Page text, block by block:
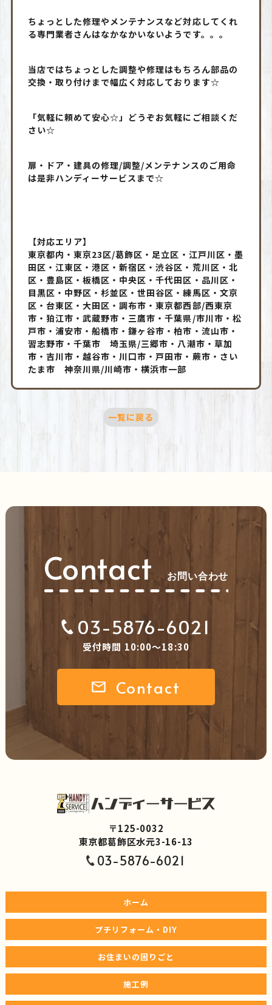
ちょっとした修理やメンテナンスなど対応してくれ
る専門業者さんはなかなかいないようです。。。
当店ではちょっとした調整や修理はもちろん部品の
交換・取り付けまで幅広く対応しております☆
「気軽に頼めて安心☆」どうぞお気軽にご相談くだ
さい☆
扉・ドア・建具の修理/調整/メンテナンスのご用命
は是非ハンディーサービスまで☆
【対応エリア】
東京都内・東京23区/葛飾区・足立区・江戸川区・墨
田区・江東区・港区・新宿区・渋谷区・荒川区・北
区・豊島区・板橋区・中央区・千代田区・品川区・
目黒区・中野区・杉並区・世田谷区・練馬区・文京
区・台東区・大田区・調布市・東京都西部/西東京
市・狛江市・武蔵野市・三鷹市・千葉県/市川市・松
戸市・浦安市・船橋市・鎌ヶ谷市・柏市・流山市・
習志野市・千葉市 埼玉県/三郷市・八潮市・草加
市・吉川市・越谷市・川口市・戸田市・蕨市・さい
たま市 神奈川県/川崎市・横浜市一部
一覧に戻る
Contact お問い合わせ
03-5876-6021
受付時間 10:00～18:30
Contact
〒125-0032
東京都葛飾区水元3-16-13
03-5876-6021
ホーム
プチリフォーム・DIY
お住まいの困りごと
施工例